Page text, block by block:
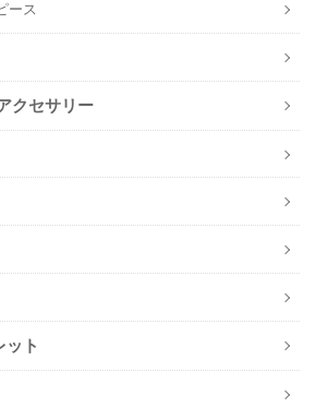
ース
クセサリー
ト